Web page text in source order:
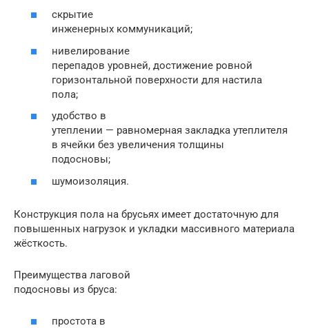
скрытие
инженерных коммуникаций;
нивелирование
перепадов уровней, достижение ровной
горизонтальной поверхности для настила
пола;
удобство в
утеплении — равномерная закладка утеплителя
в ячейки без увеличения толщины
подосновы;
шумоизоляция.
Конструкция пола на брусьях имеет достаточную для
повышенных нагрузок и укладки массивного материала
жёсткость.
Преимущества лаговой
подосновы из бруса:
простота в